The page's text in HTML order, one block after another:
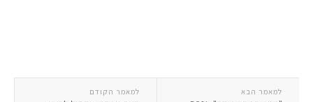
למאמר הקודם למאמר הבא